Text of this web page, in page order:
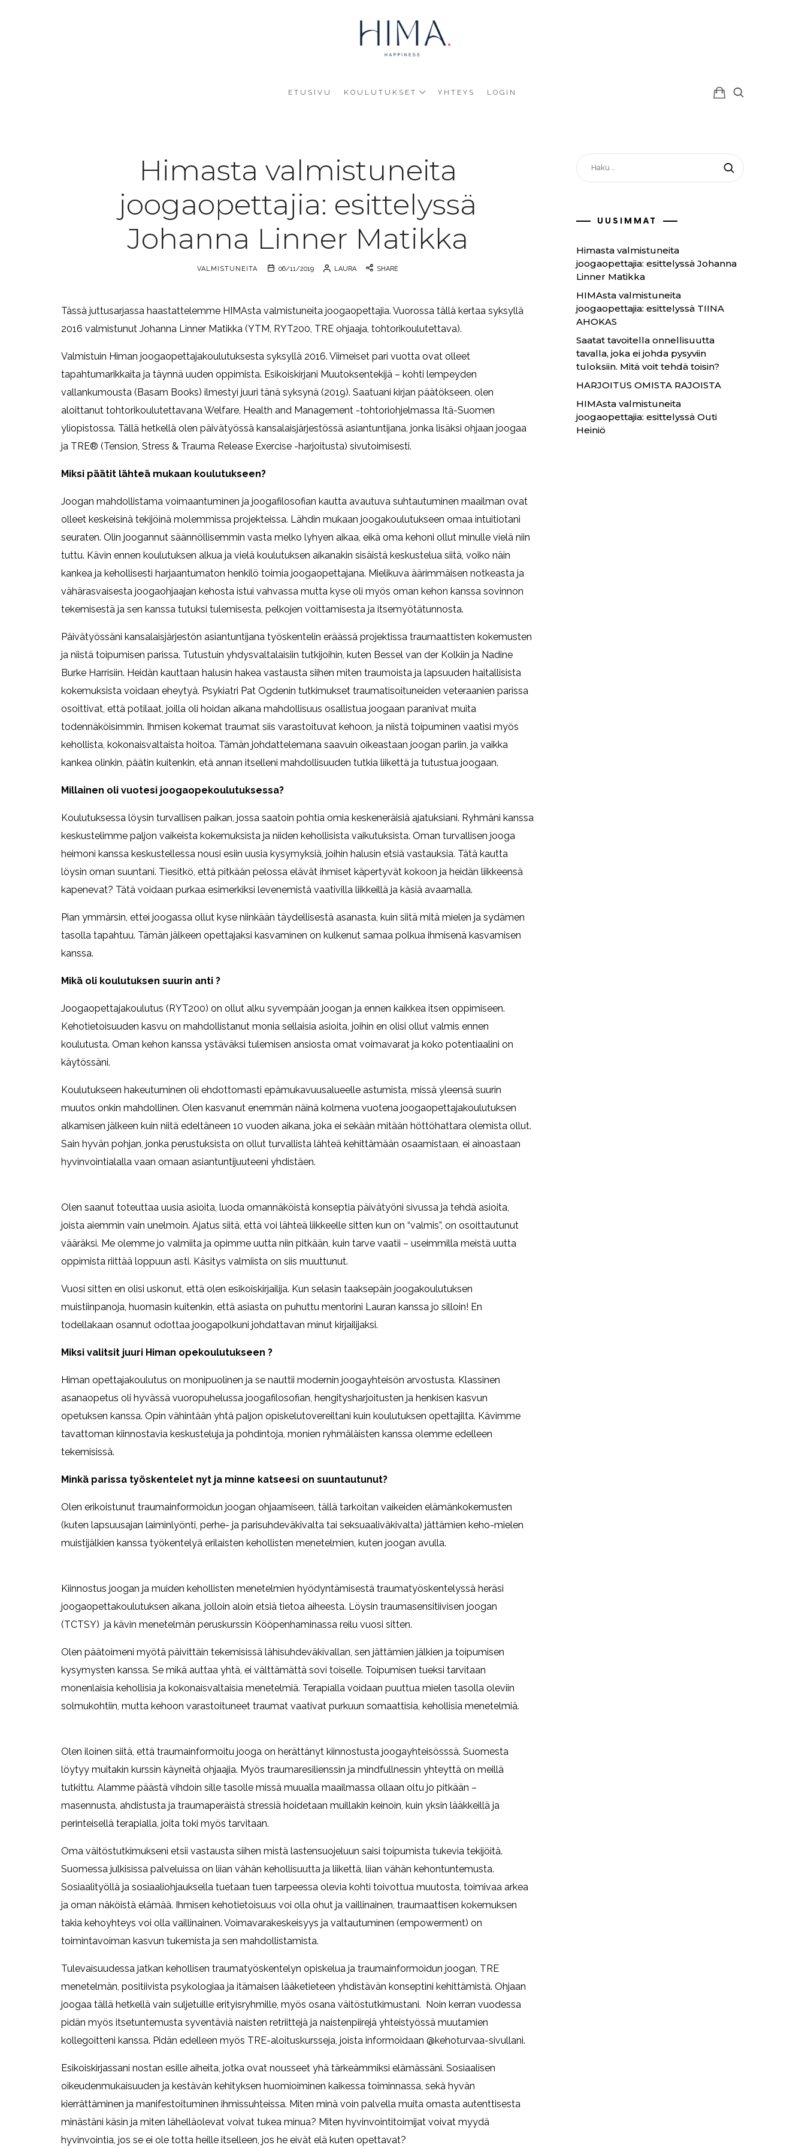
HIMA
Happiness
ETUSIVU KOULUTUKSET YHTEYS LOGIN
Himasta valmistuneita
joogaopettajia: esittelyssä
Johanna Linner Matikka
VALMISTUNEITA 06/11/2019 LAURA SHARE
Tässä juttusarjassa haastattelemme HIMAsta valmistuneita joogaopettajia. Vuorossa tällä kertaa syksyllä
2016 valmistunut Johanna Linner Matikka (YTM, RYT200, TRE ohjaaja, tohtorikoulutettava).
Valmistuin Himan joogaopettajakoulutuksesta syksyllä 2016. Viimeiset pari vuotta ovat olleet
tapahtumarikkaita ja täynnä uuden oppimista. Esikoiskirjani Muutoksentekijä – kohti lempeyden
vallankumousta (Basam Books) ilmestyi juuri tänä syksynä (2019). Saatuani kirjan päätökseen, olen
aloittanut tohtorikoulutettavana Welfare, Health and Management -tohtoriohjelmassa Itä-Suomen
yliopistossa. Tällä hetkellä olen päivätyössä kansalaisjärjestössä asiantuntijana, jonka lisäksi ohjaan joogaa
ja TRE® (Tension, Stress & Trauma Release Exercise -harjoitusta) sivutoimisesti.
Miksi päätit lähteä mukaan koulutukseen?
Joogan mahdollistama voimaantuminen ja joogafilosofian kautta avautuva suhtautuminen maailman ovat
olleet keskeisinä tekijöinä molemmissa projekteissa. Lähdin mukaan joogakoulutukseen omaa intuitiotani
seuraten. Olin joogannut säännöllisemmin vasta melko lyhyen aikaa, eikä oma kehoni ollut minulle vielä niin
tuttu. Kävin ennen koulutuksen alkua ja vielä koulutuksen aikanakin sisäistä keskustelua siitä, voiko näin
kankea ja kehollisesti harjaantumaton henkilö toimia joogaopettajana. Mielikuva äärimmäisen notkeasta ja
vähärasvaisesta joogaohjaajan kehosta istui vahvassa mutta kyse oli myös oman kehon kanssa sovinnon
tekemisestä ja sen kanssa tutuksi tulemisesta, pelkojen voittamisesta ja itsemyötätunnosta.
Päivätyössäni kansalaisjärjestön asiantuntijana työskentelin eräässä projektissa traumaattisten kokemusten
ja niistä toipumisen parissa. Tutustuin yhdysvaltalaisiin tutkijoihin, kuten Bessel van der Kolkiin ja Nadine
Burke Harrisiin. Heidän kauttaan halusin hakea vastausta siihen miten traumoista ja lapsuuden haitallisista
kokemuksista voidaan eheytyä. Psykiatri Pat Ogdenin tutkimukset traumatisoituneiden veteraanien parissa
osoittivat, että potilaat, joilla oli hoidan aikana mahdollisuus osallistua joogaan paranivat muita
todennäköisimmin. Ihmisen kokemat traumat siis varastoituvat kehoon, ja niistä toipuminen vaatisi myös
kehollista, kokonaisvaltaista hoitoa. Tämän johdattelemana saavuin oikeastaan joogan pariin, ja vaikka
kankea olinkin, päätin kuitenkin, etä annan itselleni mahdollisuuden tutkia liikettä ja tutustua joogaan.
Millainen oli vuotesi joogaopekoulutuksessa?
Koulutuksessa löysin turvallisen paikan, jossa saatoin pohtia omia keskeneräisiä ajatuksiani. Ryhmäni kanssa
keskustelimme paljon vaikeista kokemuksista ja niiden kehollisista vaikutuksista. Oman turvallisen jooga
heimoni kanssa keskustellessa nousi esiin uusia kysymyksiä, joihin halusin etsiä vastauksia. Tätä kautta
löysin oman suuntani. Tiesitkö, että pitkään pelossa elävät ihmiset käpertyvät kokoon ja heidän liikkeensä
kapenevat? Tätä voidaan purkaa esimerkiksi levenemistä vaativilla liikkeillä ja käsiä avaamalla.
Pian ymmärsin, ettei joogassa ollut kyse niinkään täydellisestä asanasta, kuin siitä mitä mielen ja sydämen
tasolla tapahtuu. Tämän jälkeen opettajaksi kasvaminen on kulkenut samaa polkua ihmisenä kasvamisen
kanssa.
Mikä oli koulutuksen suurin anti ?
Joogaopettajakoulutus (RYT200) on ollut alku syvempään joogan ja ennen kaikkea itsen oppimiseen.
Kehotietoisuuden kasvu on mahdollistanut monia sellaisia asioita, joihin en olisi ollut valmis ennen
koulutusta. Oman kehon kanssa ystäväksi tulemisen ansiosta omat voimavarat ja koko potentiaalini on
käytössäni.
Koulutukseen hakeutuminen oli ehdottomasti epämukavuusalueelle astumista, missä yleensä suurin
muutos onkin mahdollinen. Olen kasvanut enemmän näinä kolmena vuotena joogaopettajakoulutuksen
alkamisen jälkeen kuin niitä edeltäneen 10 vuoden aikana, joka ei sekään mitään höttöhattara olemista ollut.
Sain hyvän pohjan, jonka perustuksista on ollut turvallista lähteä kehittämään osaamistaan, ei ainoastaan
hyvinvointialalla vaan omaan asiantuntijuuteeni yhdistäen.
Olen saanut toteuttaa uusia asioita, luoda omannäköistä konseptia päivätyöni sivussa ja tehdä asioita,
joista aiemmin vain unelmoin. Ajatus siitä, että voi lähteä liikkeelle sitten kun on “valmis”, on osoittautunut
vääräksi. Me olemme jo valmiita ja opimme uutta niin pitkään, kuin tarve vaatii – useimmilla meistä uutta
oppimista riittää loppuun asti. Käsitys valmiista on siis muuttunut.
Vuosi sitten en olisi uskonut, että olen esikoiskirjailija. Kun selasin taaksepäin joogakoulutuksen
muistiinpanoja, huomasin kuitenkin, että asiasta on puhuttu mentorini Lauran kanssa jo silloin! En
todellakaan osannut odottaa joogapolkuni johdattavan minut kirjailijaksi.
Miksi valitsit juuri Himan opekoulutukseen ?
Himan opettajakoulutus on monipuolinen ja se nauttii modernin joogayhteisön arvostusta. Klassinen
asanaopetus oli hyvässä vuoropuhelussa joogafilosofian, hengitysharjoitusten ja henkisen kasvun
opetuksen kanssa. Opin vähintään yhtä paljon opiskelutovereiltani kuin koulutuksen opettajilta. Kävimme
tavattoman kiinnostavia keskusteluja ja pohdintoja, monien ryhmäläisten kanssa olemme edelleen
tekemisissä.
Minkä parissa työskentelet nyt ja minne katseesi on suuntautunut?
Olen erikoistunut traumainformoidun joogan ohjaamiseen, tällä tarkoitan vaikeiden elämänkokemusten
(kuten lapsuusajan laiminlyönti, perhe- ja parisuhdeväkivalta tai seksuaaliväkivalta) jättämien keho-mielen
muistijälkien kanssa työkentelyä erilaisten kehollisten menetelmien, kuten joogan avulla.
Kiinnostus joogan ja muiden kehollisten menetelmien hyödyntämisestä traumatyöskentelyssä heräsi
joogaopettakoulutuksen aikana, jolloin aloin etsiä tietoa aiheesta. Löysin traumasensitiivisen joogan
(TCTSY) ja kävin menetelmän peruskurssin Kööpenhaminassa reilu vuosi sitten.
Olen päätoimeni myötä päivittäin tekemisissä lähisuhdeväkivallan, sen jättämien jälkien ja toipumisen
kysymysten kanssa. Se mikä auttaa yhtä, ei välttämättä sovi toiselle. Toipumisen tueksi tarvitaan
monenlaisia kehollisia ja kokonaisvaltaisia menetelmiä. Terapialla voidaan puuttua mielen tasolla oleviin
solmukohtiin, mutta kehoon varastoituneet traumat vaativat purkuun somaattisia, kehollisia menetelmiä.
Olen iloinen siitä, että traumainformoitu jooga on herättänyt kiinnostusta joogayhteisösssä. Suomesta
löytyy muitakin kurssin käyneitä ohjaajia. Myös traumaresilienssin ja mindfullnessin yhteyttä on meillä
tutkittu. Alamme päästä vihdoin sille tasolle missä muualla maailmassa ollaan oltu jo pitkään –
masennusta, ahdistusta ja traumaperäistä stressiä hoidetaan muillakin keinoin, kuin yksin lääkkeillä ja
perinteisellä terapialla, joita toki myös tarvitaan.
Oma väitöstutkimukseni etsii vastausta siihen mistä lastensuojeluun saisi toipumista tukevia tekijöitä.
Suomessa julkisissa palveluissa on liian vähän kehollisuutta ja liikettä, liian vähän kehontuntemusta.
Sosiaalityöllä ja sosiaaliohjauksella tuetaan tuen tarpeessa olevia kohti toivottua muutosta, toimivaa arkea
ja oman näköistä elämää. Ihmisen kehotietoisuus voi olla ohut ja vaillinainen, traumaattisen kokemuksen
takia kehoyhteys voi olla vaillinainen. Voimavarakeskeisyys ja valtautuminen (empowerment) on
toimintavoiman kasvun tukemista ja sen mahdollistamista.
Tulevaisuudessa jatkan kehollisen traumatyöskentelyn opiskelua ja traumainformoidun joogan, TRE
menetelmän, positiivista psykologiaa ja itämaisen lääketieteen yhdistävän konseptini kehittämistä. Ohjaan
joogaa tällä hetkellä vain suljetuille erityisryhmille, myös osana väitöstutkimustani. Noin kerran vuodessa
pidän myös itsetuntemusta syventäviä naisten retriittejä ja naistenpiirejä yhteistyössä muutamien
kollegoitteni kanssa. Pidän edelleen myös TRE-aloituskursseja, joista informoidaan @kehoturvaa-sivullani.
Esikoiskirjassani nostan esille aiheita, jotka ovat nousseet yhä tärkeämmiksi elämässäni. Sosiaalisen
oikeudenmukaisuuden ja kestävän kehityksen huomioiminen kaikessa toiminnassa, sekä hyvän
kierrättäminen ja manifestoituminen ihmissuhteissa. Miten minä voin palvella muita omasta autenttisesta
minästäni käsin ja miten lähelläolevat voivat tukea minua? Miten hyvinvointitoimijat voivat myydä
hyvinvointia, jos se ei ole totta heille itselleen, jos he eivät elä kuten opettavat?
HAKU:
UUSIMMAT
Himasta valmistuneita
joogaopettajia: esittelyssä Johanna
Linner Matikka
HIMAsta valmistuneita
joogaopettajia: esittelyssä TIINA
AHOKAS
Saatat tavoitella onnellisuutta
tavalla, joka ei johda pysyviin
tuloksiin. Mitä voit tehdä toisin?
HARJOITUS OMISTA RAJOISTA
HIMAsta valmistuneita
joogaopettajia: esittelyssä Outi
Heiniö